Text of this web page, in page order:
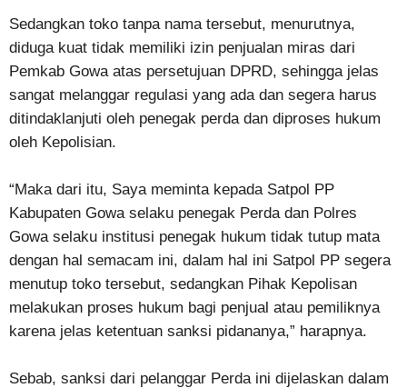
Sedangkan toko tanpa nama tersebut, menurutnya,
diduga kuat tidak memiliki izin penjualan miras dari
Pemkab Gowa atas persetujuan DPRD, sehingga jelas
sangat melanggar regulasi yang ada dan segera harus
ditindaklanjuti oleh penegak perda dan diproses hukum
oleh Kepolisian.
“Maka dari itu, Saya meminta kepada Satpol PP
Kabupaten Gowa selaku penegak Perda dan Polres
Gowa selaku institusi penegak hukum tidak tutup mata
dengan hal semacam ini, dalam hal ini Satpol PP segera
menutup toko tersebut, sedangkan Pihak Kepolisan
melakukan proses hukum bagi penjual atau pemiliknya
karena jelas ketentuan sanksi pidananya,” harapnya.
Sebab, sanksi dari pelanggar Perda ini dijelaskan dalam